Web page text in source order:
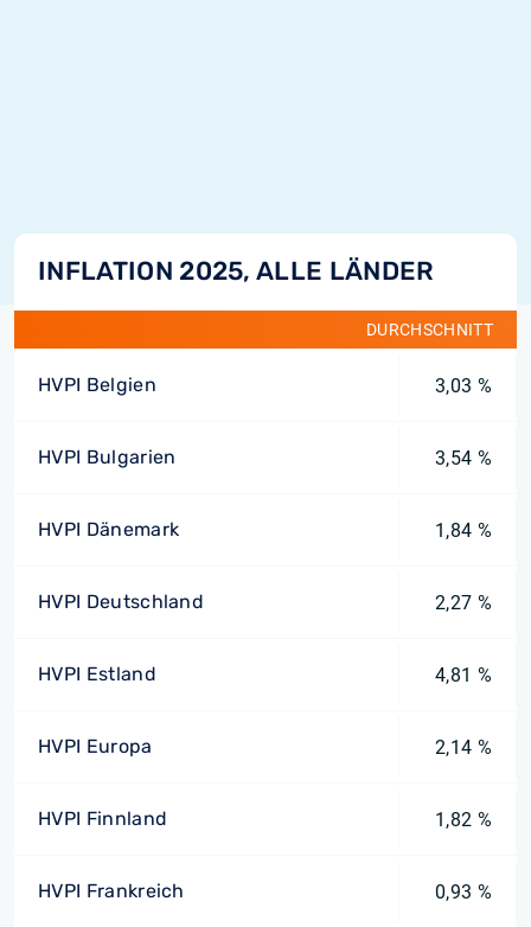
INFLATION 2025, ALLE LÄNDER
DURCHSCHNITT
HVPI Belgien 3,03 %
HVPI Bulgarien 3,54 %
HVPI Dänemark 1,84 %
HVPI Deutschland 2,27 %
HVPI Estland 4,81 %
HVPI Europa 2,14 %
HVPI Finnland 1,82 %
HVPI Frankreich 0,93 %